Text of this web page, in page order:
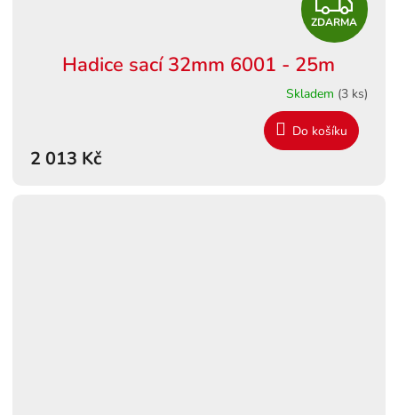
D
R
M
ZDARMA
Hadice sací 32mm 6001 - 25m
Skladem (3 ks)
2 013 Kč
Do košíku